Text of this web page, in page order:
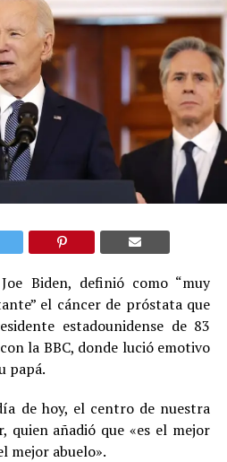
Biden, definió como “muy
el cáncer de próstata que
estadounidense de 83
la BBC, donde lució emotivo
papá.
de hoy, el centro de nuestra
quien añadió que «es el mejor
mejor abuelo».